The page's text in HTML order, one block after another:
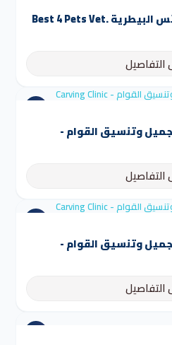
عيادة بيست فور بيتس البيطرية Best 4 Pets Vet.
وتنسيق القوام -
وتنسيق القوام -